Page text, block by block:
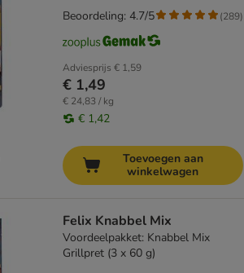
Adviesprijs € 1,59
€ 1,49
€ 24,83 / kg
€ 1,42
Beoordeling: 4.7/5 (289)
Toevoegen aan
winkelwagen
Felix Knabbel Mix
Voordeelpakket: Knabbel Mix
Grillpret (3 x 60 g)